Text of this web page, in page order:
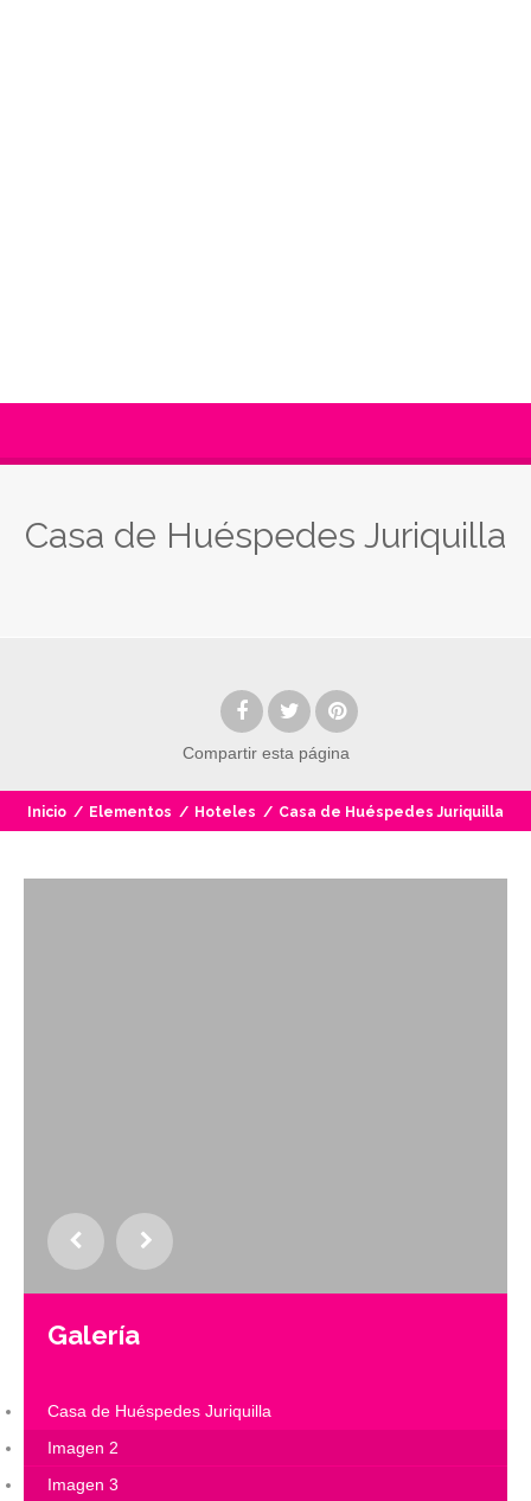
Casa de Huéspedes Juriquilla
Compartir esta página
Inicio / Elementos / Hoteles / Casa de Huéspedes Juriquilla
Galería
Casa de Huéspedes Juriquilla
Imagen 2
Imagen 3